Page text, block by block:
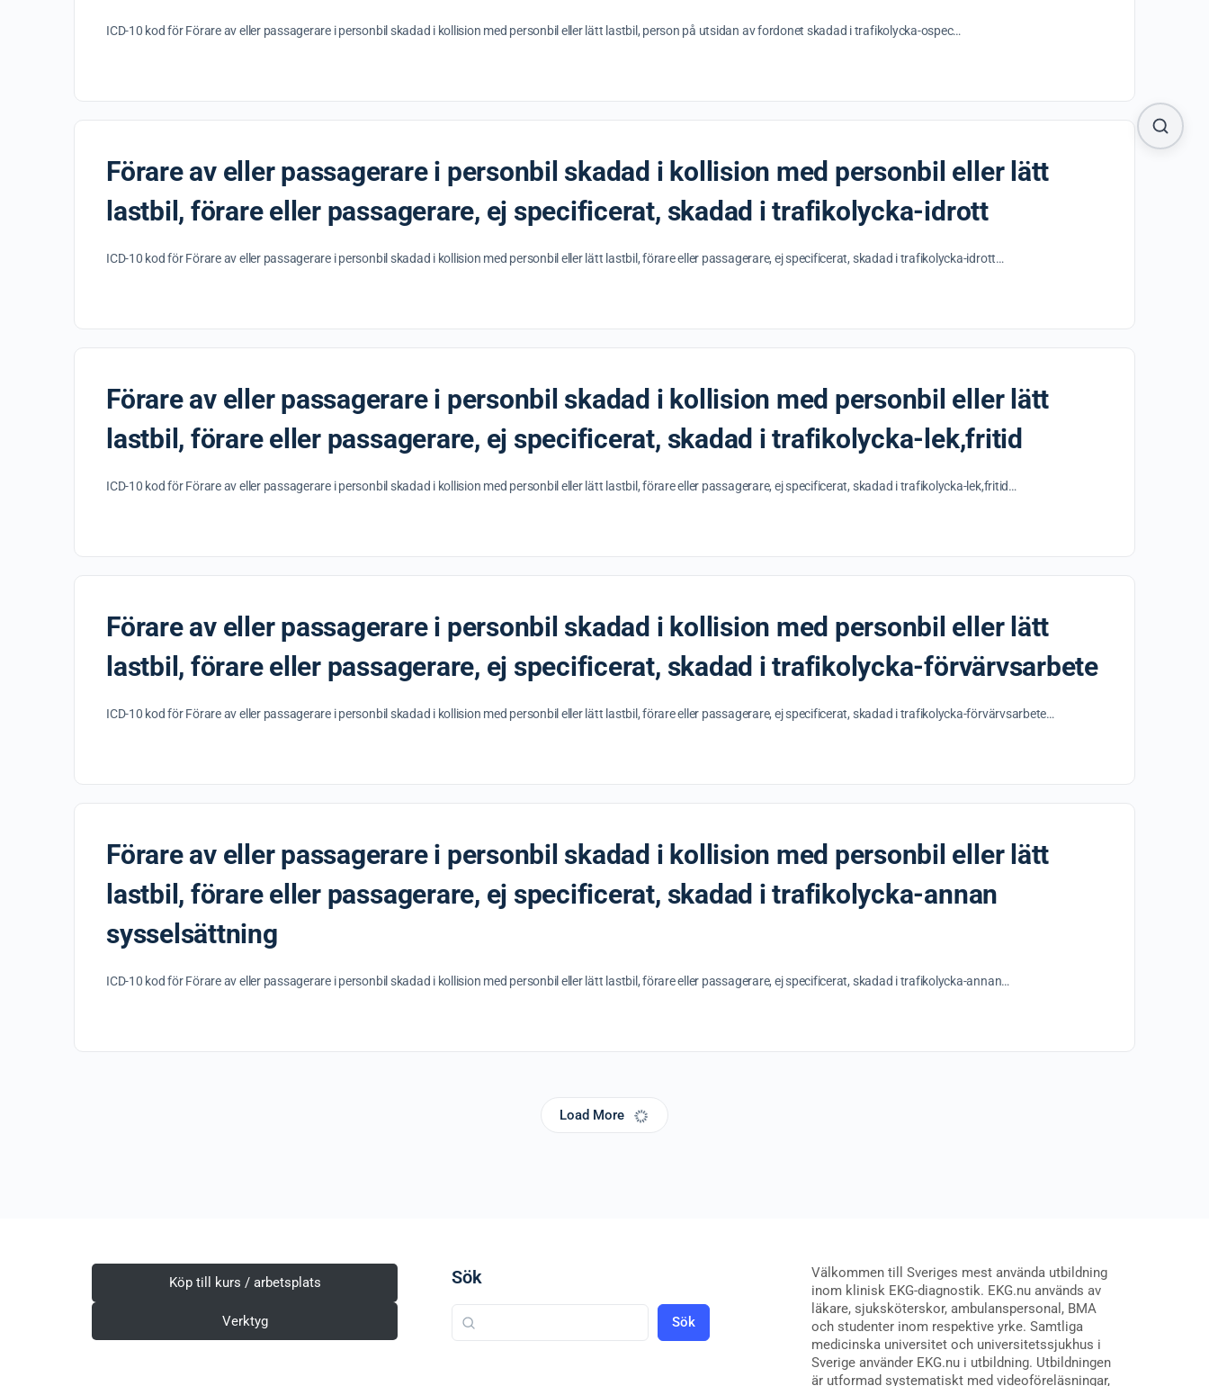
ICD-10 kod för Förare av eller passagerare i personbil skadad i kollision med personbil eller lätt lastbil, person på utsidan av fordonet skadad i trafikolycka-ospec…
Förare av eller passagerare i personbil skadad i kollision med personbil eller lätt
lastbil, förare eller passagerare, ej specificerat, skadad i trafikolycka-idrott
ICD-10 kod för Förare av eller passagerare i personbil skadad i kollision med personbil eller lätt lastbil, förare eller passagerare, ej specificerat, skadad i trafikolycka-idrott…
Förare av eller passagerare i personbil skadad i kollision med personbil eller lätt
lastbil, förare eller passagerare, ej specificerat, skadad i trafikolycka-lek,fritid
ICD-10 kod för Förare av eller passagerare i personbil skadad i kollision med personbil eller lätt lastbil, förare eller passagerare, ej specificerat, skadad i trafikolycka-lek,fritid…
Förare av eller passagerare i personbil skadad i kollision med personbil eller lätt
lastbil, förare eller passagerare, ej specificerat, skadad i trafikolycka-förvärvsarbete
ICD-10 kod för Förare av eller passagerare i personbil skadad i kollision med personbil eller lätt lastbil, förare eller passagerare, ej specificerat, skadad i trafikolycka-förvärvsarbete…
Förare av eller passagerare i personbil skadad i kollision med personbil eller lätt
lastbil, förare eller passagerare, ej specificerat, skadad i trafikolycka-annan
sysselsättning
ICD-10 kod för Förare av eller passagerare i personbil skadad i kollision med personbil eller lätt lastbil, förare eller passagerare, ej specificerat, skadad i trafikolycka-annan…
Load More
Köp till kurs / arbetsplats
Verktyg
Sök
Sök
Välkommen till Sveriges mest använda utbildning
inom klinisk EKG-diagnostik. EKG.nu används av
läkare, sjuksköterskor, ambulanspersonal, BMA
och studenter inom respektive yrke. Samtliga
medicinska universitet och universitetssjukhus i
Sverige använder EKG.nu i utbildning. Utbildningen
är utformad systematiskt med videoföreläsningar,